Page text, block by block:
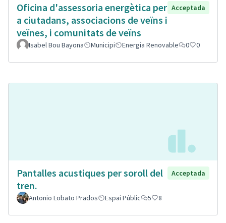
Oficina d'assessoria energètica per
a ciutadans, associacions de veïns i
veïnes, i comunitats de veïns
Acceptada
Isabel Bou Bayona Municipi Energia Renovable 0 0
Pantalles acustiques per soroll del
tren.
Acceptada
Antonio Lobato Prados Espai Públic 5 8